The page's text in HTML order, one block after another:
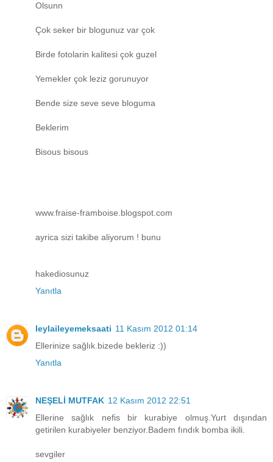
Olsunn
Çok seker bir blogunuz var çok
Birde fotolarin kalitesi çok guzel
Yemekler çok leziz gorunuyor
Bende size seve seve bloguma
Beklerim
Bisous bisous
www.fraise-framboise.blogspot.com
ayrica sizi takibe aliyorum ! bunu
hakediosunuz
Yanıtla
leylaileyemeksaati 11 Kasım 2012 01:14
Ellerinize sağlık.bizede bekleriz :))
Yanıtla
NEŞELİ MUTFAK 12 Kasım 2012 22:51
Ellerine sağlık nefis bir kurabiye olmuş.Yurt dışından
getirilen kurabiyeler benziyor.Badem fındık bomba ikili.
sevgiler